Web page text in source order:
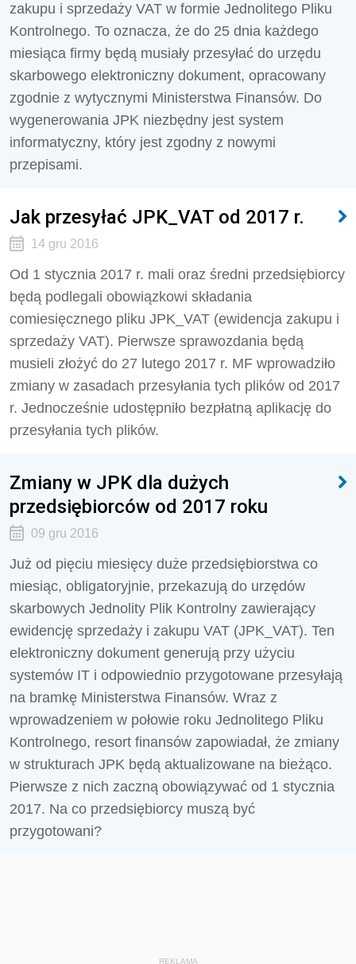
zakupu i sprzedaży VAT w formie Jednolitego Pliku
Kontrolnego. To oznacza, że do 25 dnia każdego
miesiąca firmy będą musiały przesyłać do urzędu
skarbowego elektroniczny dokument, opracowany
zgodnie z wytycznymi Ministerstwa Finansów. Do
wygenerowania JPK niezbędny jest system
informatyczny, który jest zgodny z nowymi
przepisami.
Jak przesyłać JPK_VAT od 2017 r.
14 gru 2016
Od 1 stycznia 2017 r. mali oraz średni przedsiębiorcy
będą podlegali obowiązkowi składania
comiesięcznego pliku JPK_VAT (ewidencja zakupu i
sprzedaży VAT). Pierwsze sprawozdania będą
musieli złożyć do 27 lutego 2017 r. MF wprowadziło
zmiany w zasadach przesyłania tych plików od 2017
r. Jednocześnie udostępniło bezpłatną aplikację do
przesyłania tych plików.
Zmiany w JPK dla dużych
przedsiębiorców od 2017 roku
09 gru 2016
Już od pięciu miesięcy duże przedsiębiorstwa co
miesiąc, obligatoryjnie, przekazują do urzędów
skarbowych Jednolity Plik Kontrolny zawierający
ewidencję sprzedaży i zakupu VAT (JPK_VAT). Ten
elektroniczny dokument generują przy użyciu
systemów IT i odpowiednio przygotowane przesyłają
na bramkę Ministerstwa Finansów. Wraz z
wprowadzeniem w połowie roku Jednolitego Pliku
Kontrolnego, resort finansów zapowiadał, że zmiany
w strukturach JPK będą aktualizowane na bieżąco.
Pierwsze z nich zaczną obowiązywać od 1 stycznia
2017. Na co przedsiębiorcy muszą być
przygotowani?
REKLAMA